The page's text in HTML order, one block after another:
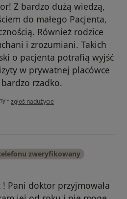
Z bardzo dużą wiedzą,
do małego Pacjenta,
Również rodzice
i zrozumiani. Takich
o pacjenta potrafią wyjść
w prywatnej placówce
rzadko.
• w opinii użytkownika Magda F.
zgłoś nadużycie
zweryfikowany
Pani doktor przyjmowała